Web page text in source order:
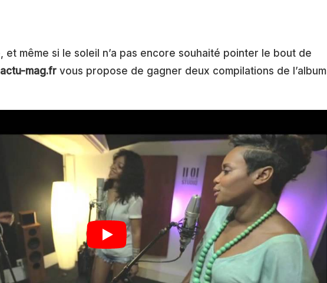
et même si le soleil n’a pas encore souhaité pointer le bout de
actu-mag.fr vous propose de gagner deux compilations de l’album